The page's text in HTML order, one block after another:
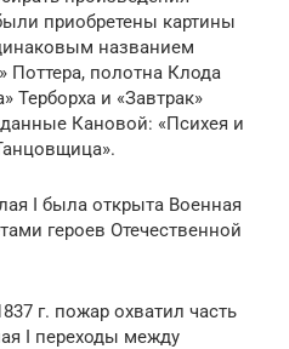
приобретены картины
названием
Поттера, полотна Клода
Терборха и «Завтрак»
Кановой: «Психея и
I была открыта Военная
героев Отечественной
г. пожар охватил часть
I переходы между